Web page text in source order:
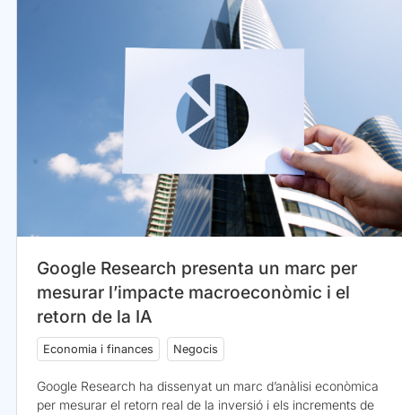
Google Research presenta un marc per
mesurar l’impacte macroeconòmic i el
retorn de la IA
Economia i finances Negocis
Google Research ha dissenyat un marc d’anàlisi econòmica
per mesurar el retorn real de la inversió i els increments de